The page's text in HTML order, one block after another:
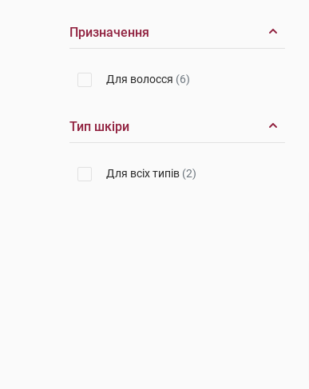
Призначення
Для волосся (6)
Тип шкіри
Для всіх типів (2)